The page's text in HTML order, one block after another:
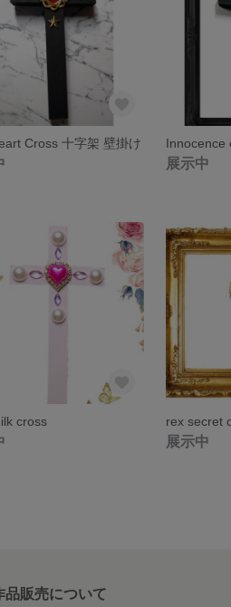
Cross 十字架 壁掛け Innocence
展示中
cross rex secret
展示中
品販売について